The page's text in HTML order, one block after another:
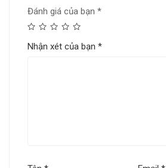
Đánh giá của bạn *
Nhận xét của bạn *